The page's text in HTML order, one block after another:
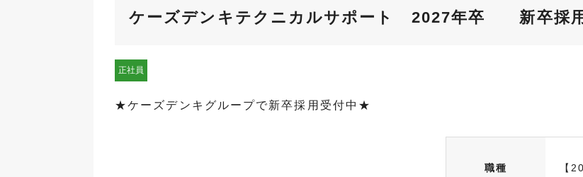
ケーズデンキテクニカルサポート 2027年卒 新卒採
正社員
★ケーズデンキグループで新卒採用受付中★
職種 【